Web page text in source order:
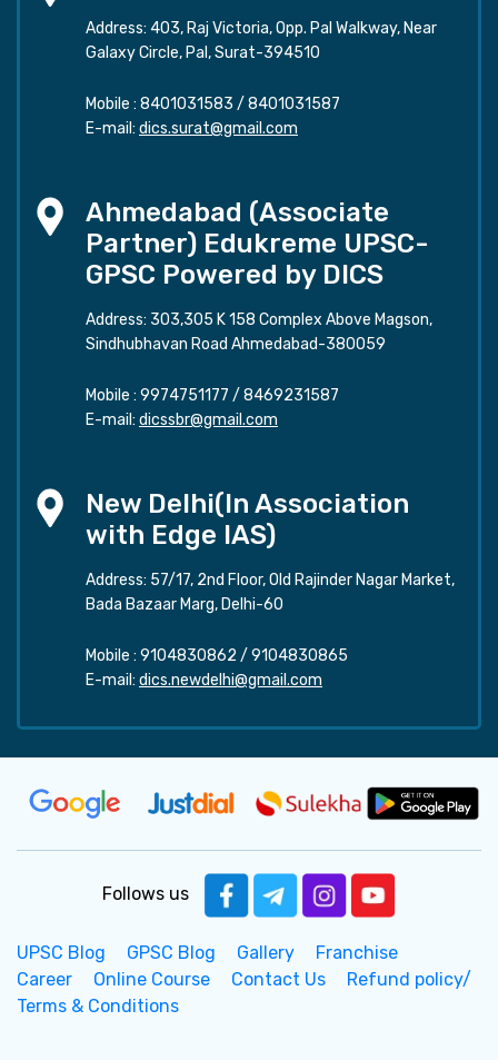
Address: 403, Raj Victoria, Opp. Pal Walkway, Near
Galaxy Circle, Pal, Surat-394510
Mobile : 8401031583 / 8401031587
E-mail: dics.surat@gmail.com
Ahmedabad (Associate
Partner) Edukreme UPSC-
GPSC Powered by DICS
Address: 303,305 K 158 Complex Above Magson,
Sindhubhavan Road Ahmedabad-380059
Mobile : 9974751177 / 8469231587
E-mail: dicssbr@gmail.com
New Delhi(In Association
with Edge IAS)
Address: 57/17, 2nd Floor, Old Rajinder Nagar Market,
Bada Bazaar Marg, Delhi-60
Mobile : 9104830862 / 9104830865
E-mail: dics.newdelhi@gmail.com
Follows us
UPSC Blog GPSC Blog Gallery
Franchise
Career
Online Course Contact Us
Refund policy/
Terms & Conditions